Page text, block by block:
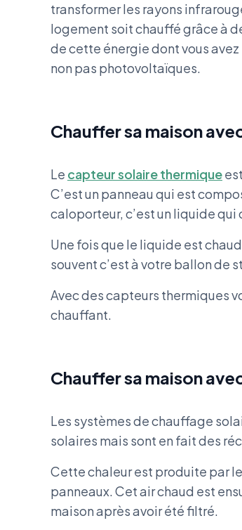
transformer les rayons
logement soit chauffé grâce à
de cette énergie dont vous
non pas photovoltaïques.
Chauffer sa maison
Le capteur solaire thermique
C’est un panneau qui est
caloporteur, c’est un liquide
Une fois que le liquide est
souvent c’est à votre ballon de
Avec des capteurs thermiques
chauffant.
Chauffer sa maison
Les systèmes de chauffage
solaires mais sont en fait des
Cette chaleur est produite par
panneaux. Cet air chaud est
maison après avoir été filtré.